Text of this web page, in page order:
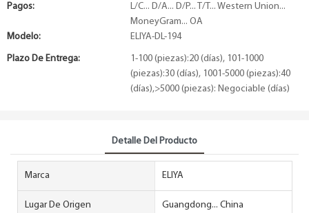
Pagos:
L/C... D/A... D/P... T/T... Western Union...
MoneyGram... OA
Modelo:
ELIYA-DL-194
Plazo De Entrega:
1-100 (piezas):20 (días), 101-1000
(piezas):30 (días), 1001-5000 (piezas):40
(días),>5000 (piezas): Negociable (días)
Detalle Del Producto
Marca ELIYA
Lugar De Origen Guangdong... China